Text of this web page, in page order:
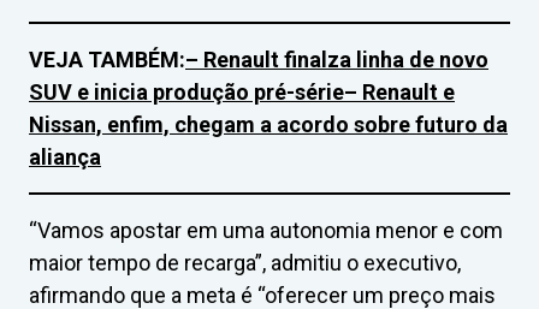
VEJA TAMBÉM:– Renault finalza linha de novo
SUV e inicia produção pré-série– Renault e
Nissan, enfim, chegam a acordo sobre futuro da
aliança
“Vamos apostar em uma autonomia menor e com
maior tempo de recarga”, admitiu o executivo,
afirmando que a meta é “oferecer um preço mais